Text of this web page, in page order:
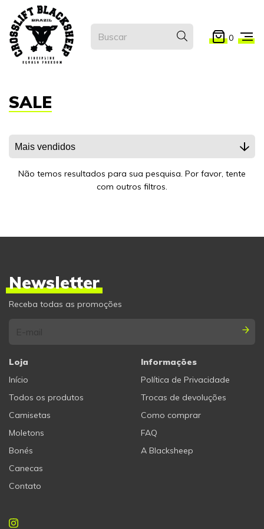
0
SALE
Não temos resultados para sua pesquisa. Por favor, tente
com outros filtros.
Newsletter
Receba todas as promoções
Loja
Início
Todos os produtos
Camisetas
Moletons
Bonés
Canecas
Contato
Informações
Política de Privacidade
Trocas de devoluções
Como comprar
FAQ
A Blacksheep